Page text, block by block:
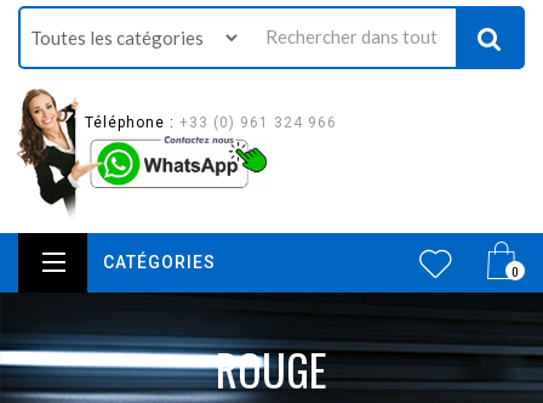
Téléphone : +33 (0) 961 324 966
0
CATÉGORIES
ROUGE